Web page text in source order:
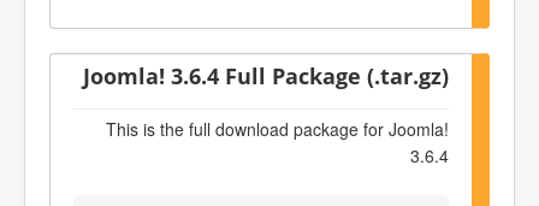
Joomla! 3.6.4 Full Package (.tar.gz)
This is the full download package for Joomla!
3.6.4